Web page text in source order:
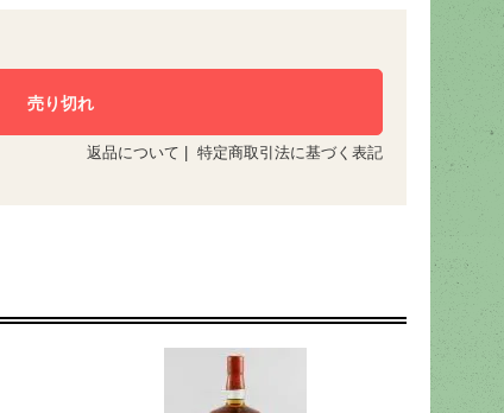
返品について 特定商取引法に基づく表記